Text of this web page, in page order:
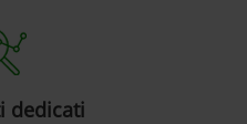
dedicati